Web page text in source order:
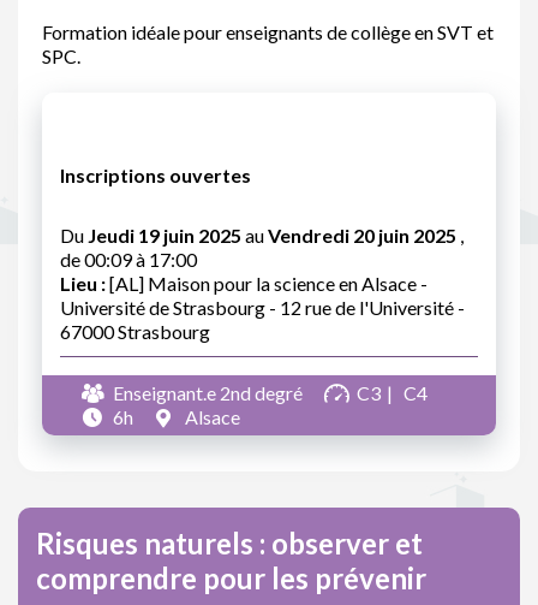
Formation idéale pour enseignants de collège en SVT et
SPC.
Inscriptions ouvertes
Du Jeudi 19 juin 2025 auVendredi 20 juin 2025 ,
de 00:09 à 17:00
Lieu :[AL] Maison pour la science en Alsace -
Université de Strasbourg - 12 rue de l'Université -
67000 Strasbourg
Enseignant.e 2nd degré C3
C4
6h
Alsace
Risques naturels : observer et
comprendre pour les prévenir